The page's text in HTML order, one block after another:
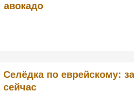
авокадо
Cелёдка по еврейскому:
сейчас